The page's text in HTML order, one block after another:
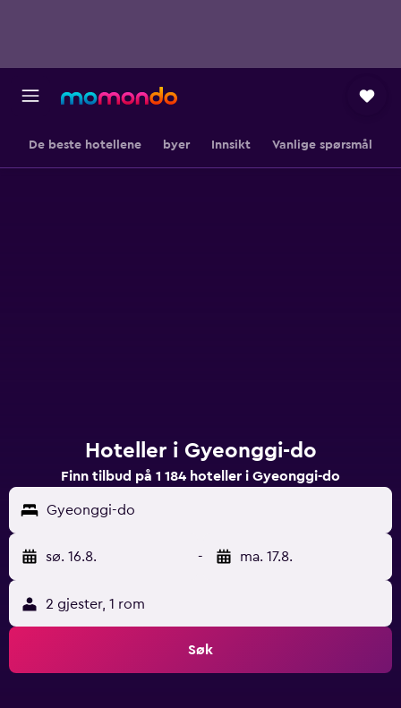
De beste hotellene byer Innsikt Vanlige spørsmål
Hoteller i Gyeonggi-do
Finn tilbud på 1 184 hoteller i Gyeonggi-do
Gyeonggi-do
sø. 16.8. - ma. 17.8.
2 gjester, 1 rom
Søk